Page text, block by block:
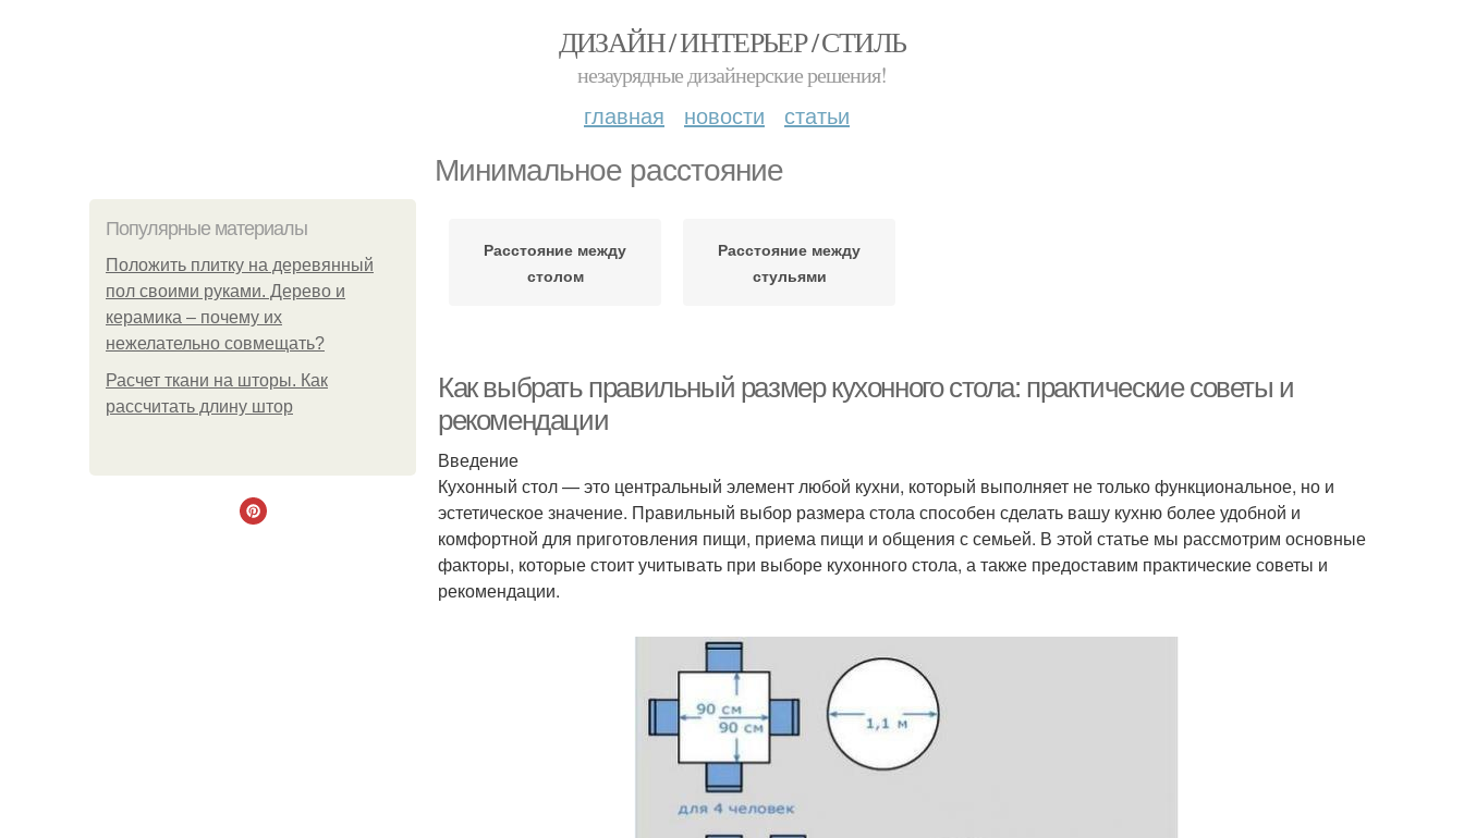
ДИЗАЙН / ИНТЕРЬЕР / СТИЛЬ
незаурядные дизайнерские решения!
главная новости статьи
Минимальное расстояние
Популярные материалы
Положить плитку на деревянный
пол своими руками. Дерево и
керамика – почему их
нежелательно совмещать?
Расчет ткани на шторы. Как
рассчитать длину штор
Расстояние между
столом
Расстояние между
стульями
Как выбрать правильный размер кухонного стола: практические советы и
рекомендации
Введение
Кухонный стол — это центральный элемент любой кухни, который выполняет не только функциональное, но и
эстетическое значение. Правильный выбор размера стола способен сделать вашу кухню более удобной и
комфортной для приготовления пищи, приема пищи и общения с семьей. В этой статье мы рассмотрим основные
факторы, которые стоит учитывать при выборе кухонного стола, а также предоставим практические советы и
рекомендации.